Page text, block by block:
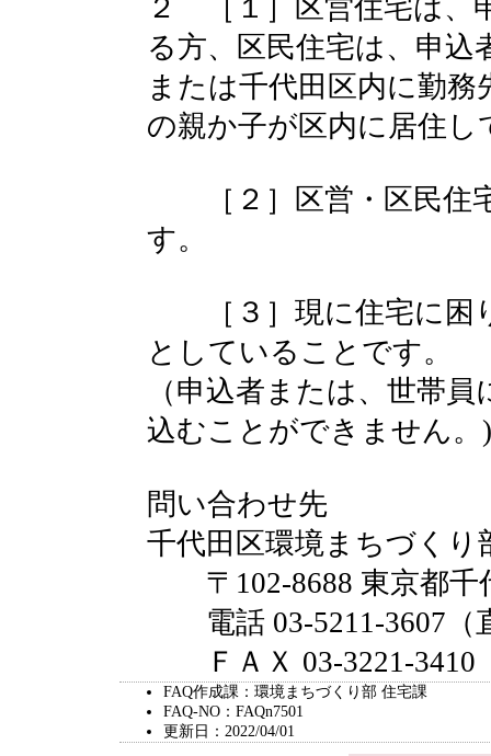
２ ［１］区営住宅は、
る方、区民住宅は、申
または千代田区内に勤
の親か子が区内に居住
［２］区営・区民住
す。
［３］現に住宅に困
としていることです。
（申込者または、世帯
込むことができません
問い合わせ先
千代田区環境まちづくり
〒102-8688 東京都千
電話 03-5211-3607（
ＦＡＸ 03-3221-3410
FAQ作成課：環境まちづくり部 住宅課
FAQ-NO：FAQn7501
更新日：2022/04/01